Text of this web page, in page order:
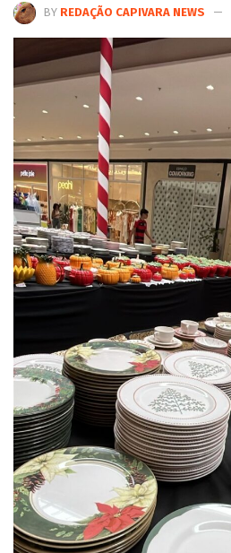
BY REDAÇÃO CAPIVARA NEWS